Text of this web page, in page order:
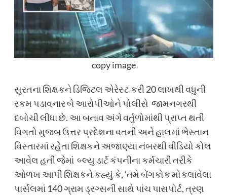
copy image
સુરતના શિક્ષકને ડિજિટલ એરેસ્ટ કરી 20 લાખથી વધુની
રકમ પડાવનાર બે આરોપીઓને પોલીસે જામનગરથી
દબોચી લીધા છે. આ બનાવ અંગે વર્તુળોમાંથી પ્રાપ્ત થતી
વિગતો મુજબ ઉત્તર પ્રદેશના વતની અને હાલમાં ભેસ્તાન
વિસ્તારમાં રહેતા શિક્ષકને અજાણ્યા નંબરથી વીડિયો કોલ
આવેલ હતી જેમાં બ્લ્યુ ડાર્ટ કંપનીના કર્મચારી તરીકે
ઓળખ આપી શિક્ષકને કહ્યું કે, ‘તમે બેંગકોક મોકલાવેલા
પાર્સલમાં 140 ગ્રામ ડ્રગ્સની સાથે પાંચ પાસપોર્ટ, ત્રણ